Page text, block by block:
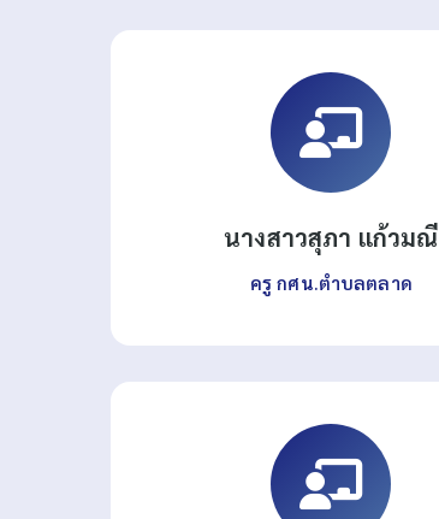
นางสาวสุภา แก้วมณี
ครู กศน.ตำบลตลาด